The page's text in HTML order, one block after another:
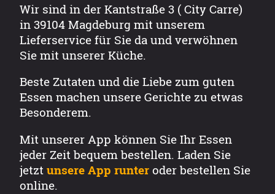
Wir sind in der Kantstraße 3 ( City Carre)
in 39104 Magdeburg mit unserem
Lieferservice für Sie da und verwöhnen
Sie mit unserer Küche.
Beste Zutaten und die Liebe zum guten
Essen machen unsere Gerichte zu etwas
Besonderem.
Mit unserer App können Sie Ihr Essen
jeder Zeit bequem bestellen. Laden Sie
jetzt unsere App runter oder bestellen Sie
online.